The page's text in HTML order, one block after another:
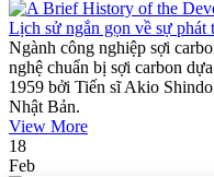
Lịch sử ngắn gọn về sự phát
Ngành công nghiệp sợi
nghệ chuẩn bị sợi carbon
1959 bởi Tiến sĩ Akio
Nhật Bản.
View More
18
Feb